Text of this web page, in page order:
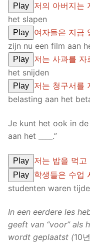
Play 저의 아버지는
het slapen
Play 여자들은 지금
zijn nu een film aan
Play 저는 사과를 자
het snijden
Play 저는 청구서를
belasting aan het
Je kunt het ook in
aan het ____.”
Play 저는 밥을 먹고
Play 학생들은 수업
studenten waren
In een eerdere les
geeft van “voor” als
wordt geplaatst (10